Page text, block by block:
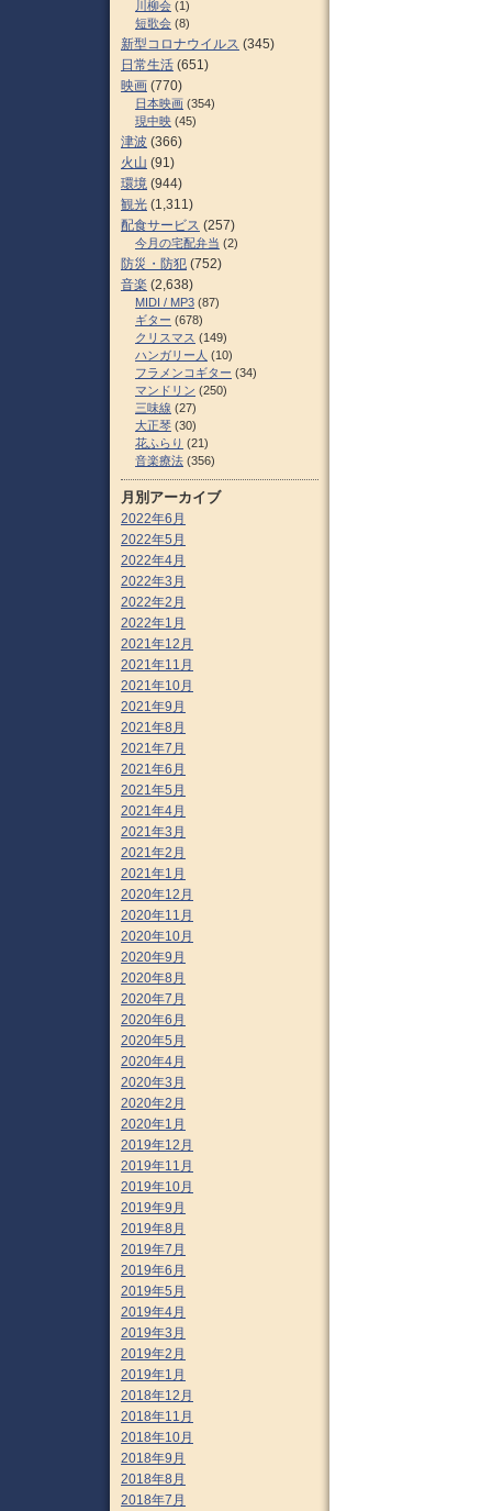
川柳会 (1)
短歌会 (8)
新型コロナウイルス (345)
日常生活 (651)
映画 (770)
日本映画 (354)
現中映 (45)
津波 (366)
火山 (91)
環境 (944)
観光 (1,311)
配食サービス (257)
今月の宅配弁当 (2)
防災・防犯 (752)
音楽 (2,638)
MIDI / MP3 (87)
ギター (678)
クリスマス (149)
ハンガリー人 (10)
フラメンコギター (34)
マンドリン (250)
三味線 (27)
大正琴 (30)
花ふらり (21)
音楽療法 (356)
月別アーカイブ
2022年6月
2022年5月
2022年4月
2022年3月
2022年2月
2022年1月
2021年12月
2021年11月
2021年10月
2021年9月
2021年8月
2021年7月
2021年6月
2021年5月
2021年4月
2021年3月
2021年2月
2021年1月
2020年12月
2020年11月
2020年10月
2020年9月
2020年8月
2020年7月
2020年6月
2020年5月
2020年4月
2020年3月
2020年2月
2020年1月
2019年12月
2019年11月
2019年10月
2019年9月
2019年8月
2019年7月
2019年6月
2019年5月
2019年4月
2019年3月
2019年2月
2019年1月
2018年12月
2018年11月
2018年10月
2018年9月
2018年8月
2018年7月